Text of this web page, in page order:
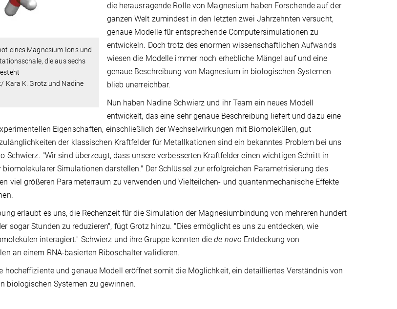
eines Magnesium-Ions und
die aus sechs
Kara K. Grotz und Nadine
die herausragende Rolle von Magnesium haben Forschende auf der
ganzen Welt zumindest in den letzten zwei Jahrzehnten versucht,
genaue Modelle für entsprechende Computersimulationen zu
entwickeln. Doch trotz des enormen wissenschaftlichen Aufwands
wiesen die Modelle immer noch erhebliche Mängel auf und eine
genaue Beschreibung von Magnesium in biologischen Systemen
blieb unerreichbar.
Nun haben Nadine Schwierz und ihr Team ein neues Modell
entwickelt, das eine sehr genaue Beschreibung liefert und dazu eine
Eigenschaften, einschließlich der Wechselwirkungen mit Biomolekülen, gut
der klassischen Kraftfelder für Metallkationen sind ein bekanntes Problem bei uns
Schwierz. "Wir sind überzeugt, dass unsere verbesserten Kraftfelder einen wichtigen Schritt in
biomolekularer Simulationen darstellen." Der Schlüssel zur erfolgreichen Parametrisierung des
viel größeren Parameterraum zu verwenden und Vielteilchen- und quantenmechanische Effekte
erlaubt es uns, die Rechenzeit für die Simulation der Magnesiumbindung von mehreren hundert
sogar Stunden zu reduzieren", fügt Grotz hinzu. "Dies ermöglicht es uns zu entdecken, wie
interagiert." Schwierz und ihre Gruppe konnten diede novo Entdeckung von
an einem RNA-basierten Riboschalter validieren.
hocheffiziente und genaue Modell eröffnet somit die Möglichkeit, ein detailliertes Verständnis von
biologischen Systemen zu gewinnen.